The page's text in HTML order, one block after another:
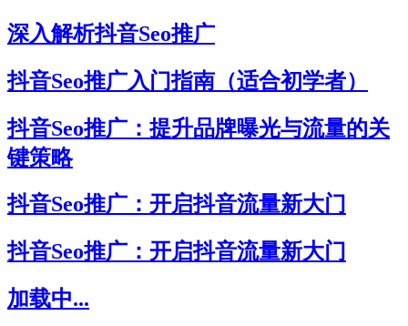
深入解析抖音Seo推广
抖音Seo推广入门指南（适合初学者）
抖音Seo推广：提升品牌曝光与流量的关
键策略
抖音Seo推广：开启抖音流量新大门
抖音Seo推广：开启抖音流量新大门
加载中...